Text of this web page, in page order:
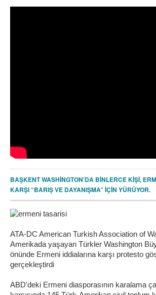
BAŞKENT WASHİNGTON’DA BİNLERCE KİŞİ,
KARŞI “BARIŞ VE DAYANIŞMA” İÇİN YÜRÜYOR.
ATA-DC American Turkish Association of
Amerikada yaşayan Türkler Washington
önünde Ermeni iddialarına karşı protesto
gerçekleştirdi
ABD'deki Ermeni diasporasının karalama